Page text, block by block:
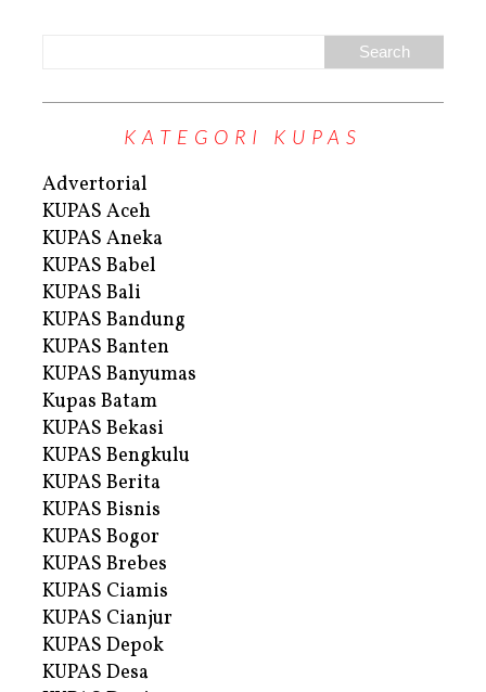
KATEGORI KUPAS
Advertorial
KUPAS Aceh
KUPAS Aneka
KUPAS Babel
KUPAS Bali
KUPAS Bandung
KUPAS Banten
KUPAS Banyumas
Kupas Batam
KUPAS Bekasi
KUPAS Bengkulu
KUPAS Berita
KUPAS Bisnis
KUPAS Bogor
KUPAS Brebes
KUPAS Ciamis
KUPAS Cianjur
KUPAS Depok
KUPAS Desa